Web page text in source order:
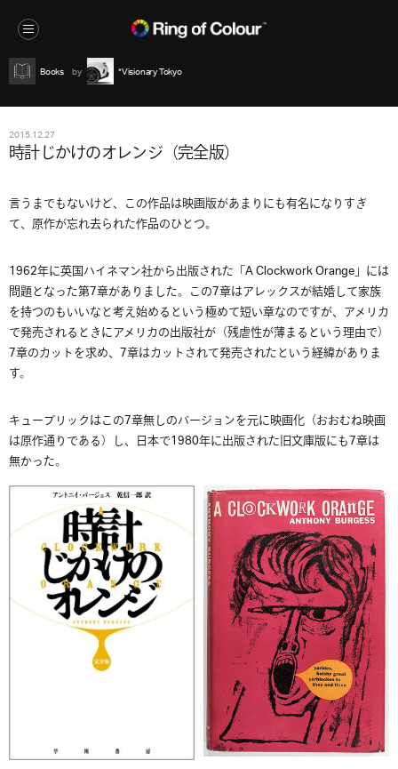
Books *Visionary Tokyo
2015.12.27
時計じかけのオレンジ（完全版）
言うまでもないけど、この作品は映画版があまりにも有名になりすぎ
て、原作が忘れ去られた作品のひとつ。
1962年に英国ハイネマン社から出版された「A Clockwork Orange」には
問題となった第7章がありました。この7章はアレックスが結婚して家族
を持つのもいいなと考え始めるという極めて短い章なのですが、アメリカ
で発売されるときにアメリカの出版社が（残虐性が薄まるという理由で）
7章のカットを求め、7章はカットされて発売されたという経緯がありま
す。
キューブリックはこの7章無しのバージョンを元に映画化（おおむね映画
は原作通りである）し、日本で1980年に出版された旧文庫版にも7章は
無かった。